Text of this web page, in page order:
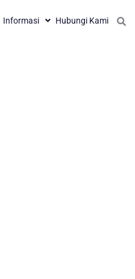
Informasi Hubungi Kami